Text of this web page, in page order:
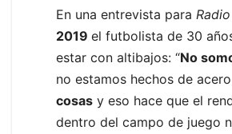
En una entrevista para
2019 el futbolista de 30
estar con altibajos: “No
no estamos hechos de
cosas y eso hace que el
dentro del campo de juego